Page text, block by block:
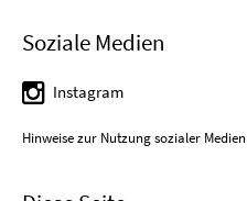
Soziale Medien
Instagram
Hinweise zur Nutzung sozialer Medien